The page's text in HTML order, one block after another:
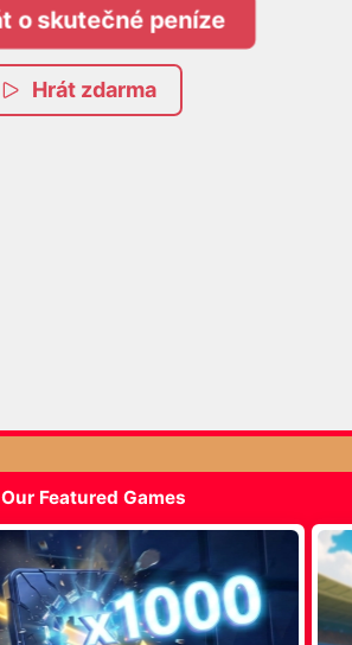
o skutečné peníze
Hrát zdarma
Featured Games